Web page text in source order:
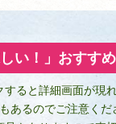
い！」おすす
すると詳細画面が現
あるのでご注意くだ